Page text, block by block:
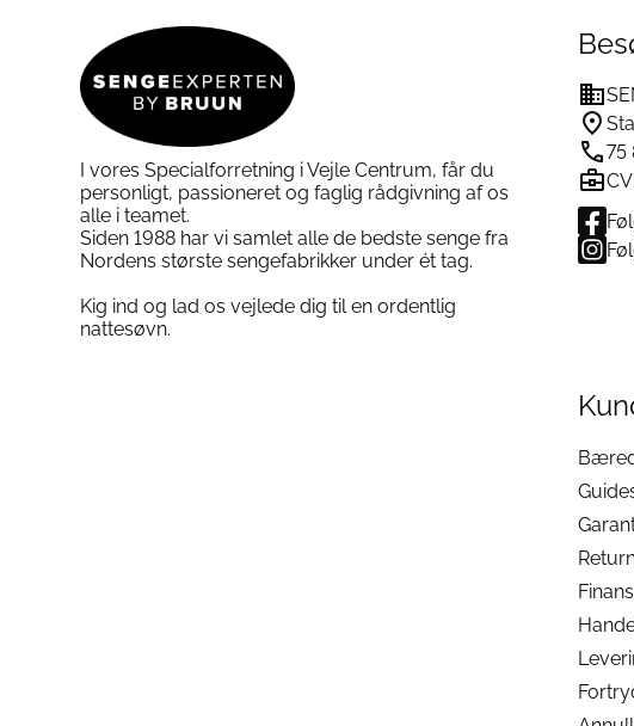
Mulighederne
kan
vælges
på
varesiden
I vores Specialforretning i Vejle Centrum, får du
personligt, passioneret og faglig rådgivning af os
alle i teamet.
Siden 1988 har vi samlet alle de bedste senge fra
Nordens største sengefabrikker under ét tag.
Kig ind og lad os vejlede dig til en ordentlig
nattesøvn.
75